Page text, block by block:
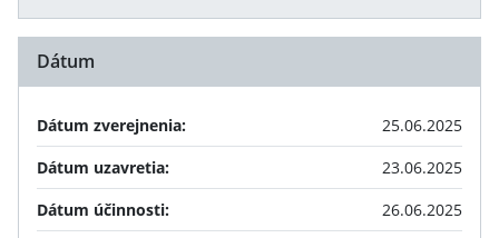
Dátum
Dátum zverejnenia:
25.06.2025
Dátum uzavretia:
23.06.2025
Dátum účinnosti:
26.06.2025